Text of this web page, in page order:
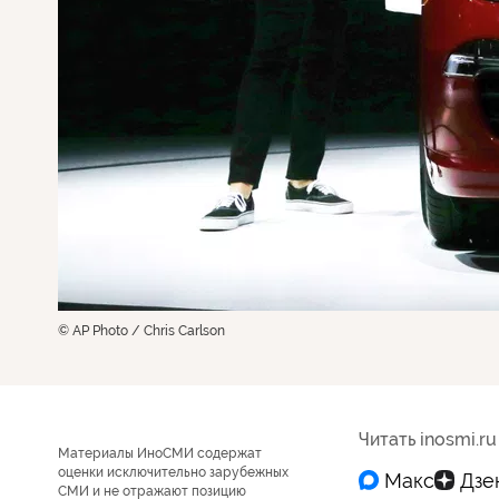
© AP Photo / Chris Carlson
Материалы ИноСМИ содержат
оценки исключительно зарубежных
СМИ и не отражают позицию
Читать inosmi.ru